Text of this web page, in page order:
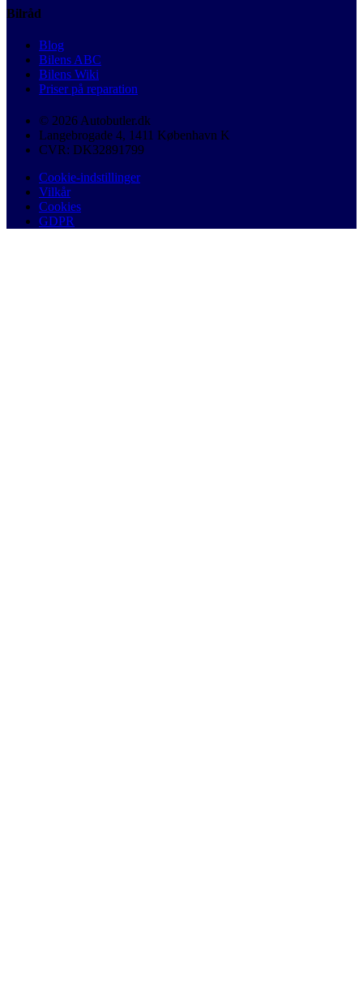
Bilråd
Blog
Bilens ABC
Bilens Wiki
Priser på reparation
© 2026 Autobutler.dk
Langebrogade 4, 1411 København K
CVR: DK32891799
Cookie-indstillinger
Vilkår
Cookies
GDPR